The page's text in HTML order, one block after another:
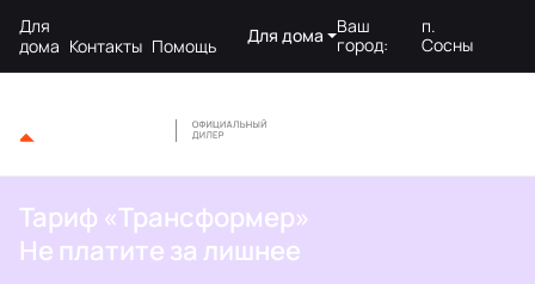
Для
дома Контакты Помощь Для дома
Ваш
город:
п.
Сосны
Тариф «Трансформер»
Не платите за лишнее